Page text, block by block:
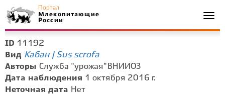
Портал
Млекопитающие
России
ID 11192
Вид Кабан | Sus scrofa
Авторы Служба "урожая" ВНИИОЗ
Дата наблюдения 1 октября 2016 г.
Неточная дата Нет